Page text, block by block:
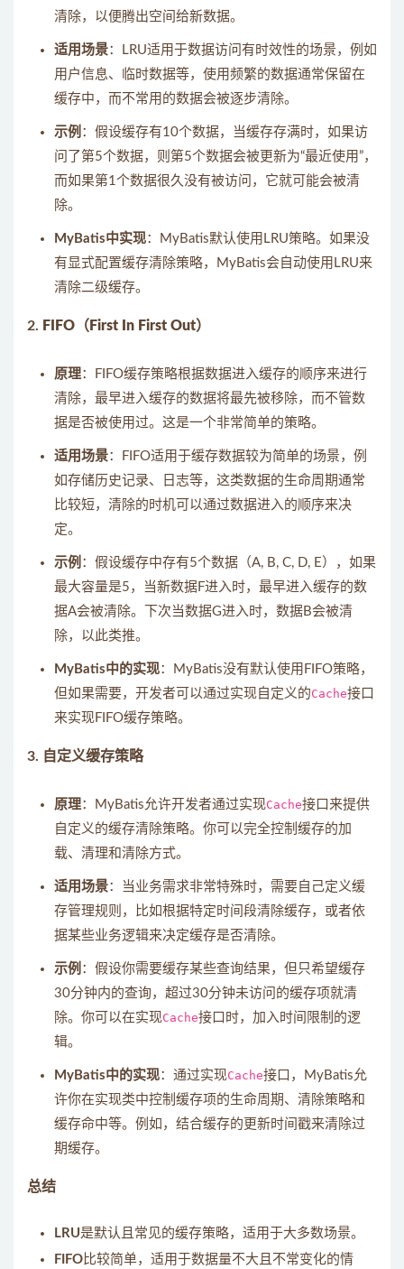
清除，以便腾出空间给新数据。
适用场景：LRU适用于数据访问有时效性的场景，例如
用户信息、临时数据等，使用频繁的数据通常保留在
缓存中，而不常用的数据会被逐步清除。
示例 ：假设缓存有10个数据，当缓存存满时，如果访
问了第5个数据，则第5个数据会被更新为“最近使用”，
而如果第1个数据很久没有被访问，它就可能会被清
除。
MyBatis中实现：MyBatis默认使用LRU策略。如果没
有显式配置缓存清除策略，MyBatis会自动使用LRU来
清除二级缓存。
2. FIFO（First In First Out）
原理：FIFO缓存策略根据数据进入缓存的顺序来进行
清除，最早进入缓存的数据将最先被移除，而不管数
据是否被使用过。这是一个非常简单的策略。
适用场景：FIFO适用于缓存数据较为简单的场景，例
如存储历史记录、日志等，这类数据的生命周期通常
比较短，清除的时机可以通过数据进入的顺序来决
定。
示例 ：假设缓存中存有5个数据（A, B, C, D, E），如果
最大容量是5，当新数据F进入时，最早进入缓存的数
据A会被清除。下次当数据G进入时，数据B会被清
除，以此类推。
MyBatis中的实现：MyBatis没有默认使用FIFO策略，
但如果需要，开发者可以通过实现自定义的Cache接口
来实现FIFO缓存策略。
3. 自定义缓存策略
原理：MyBatis允许开发者通过实现Cache接口来提供
自定义的缓存清除策略。你可以完全控制缓存的加
载、清理和清除方式。
适用场景：当业务需求非常特殊时，需要自己定义缓
存管理规则，比如根据特定时间段清除缓存，或者依
据某些业务逻辑来决定缓存是否清除。
示例 ：假设你需要缓存某些查询结果，但只希望缓存
30分钟内的查询，超过30分钟未访问的缓存项就清
除。你可以在实现Cache接口时，加入时间限制的逻
辑。
MyBatis中的实现：通过实现Cache接口，MyBatis允
许你在实现类中控制缓存项的生命周期、清除策略和
缓存命中等。例如，结合缓存的更新时间戳来清除过
期缓存。
总结
LRU是默认且常见的缓存策略，适用于大多数场景。
FIFO 比较简单，适用于数据量不大且不常变化的情